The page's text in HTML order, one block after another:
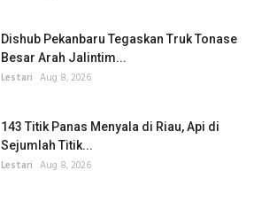
Dishub Pekanbaru Tegaskan Truk Tonase
Besar Arah Jalintim...
Lestari Aug 8, 2026
143 Titik Panas Menyala di Riau, Api di
Sejumlah Titik...
Lestari Aug 8, 2026